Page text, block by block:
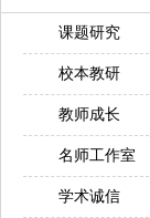
课题研究
校本教研
教师成长
名师工作室
学术诚信